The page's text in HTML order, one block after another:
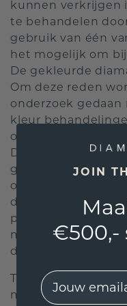
kunnen verkrijgen
te behandelen
gebruik van één
het mogelijk om
De gekleurde
Om deze reden
onderzoek
kleur
over een HPHT
Door de
gekleurde
onderscheiden
diamanten. De
pastel naar bijna
meer informatie
diamant.
Toch blijft ook het
moeizaam proces.
JOIN
€500,-
EMail